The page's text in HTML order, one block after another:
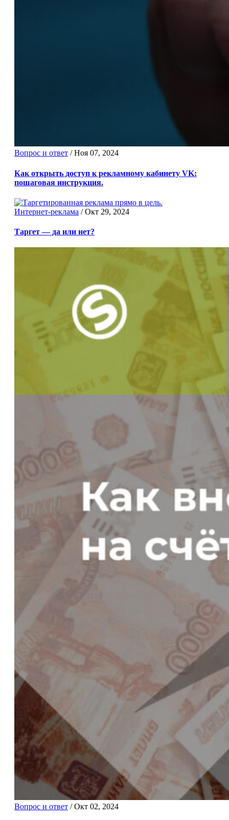
Вопрос и ответ /Ноя 07, 2024
Как открыть доступ к рекламному кабинету VK:
пошаговая инструкция.
Интернет-реклама /Окт 29, 2024
Таргет — да или нет?
Вопрос и ответ /Окт 02, 2024